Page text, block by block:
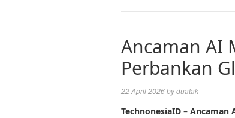
Ancaman AI
Perbankan
22 April 2026byduatak
TechnonesiaID – Ancaman